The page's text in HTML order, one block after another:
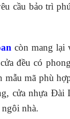
cầu bảo trì
còn mang lại
đều có
mẫu mã phù
cửa nhựa Đài
nhà.